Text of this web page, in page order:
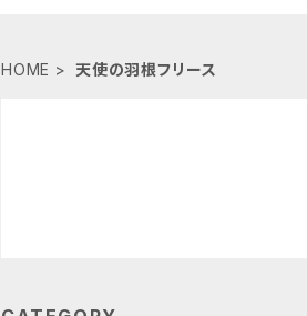
HOME 天使の羽根フリース